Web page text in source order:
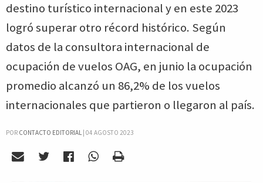
destino turístico internacional y en este 2023
logró superar otro récord histórico. Según
datos de la consultora internacional de
ocupación de vuelos OAG, en junio la ocupación
promedio alcanzó un 86,2% de los vuelos
internacionales que partieron o llegaron al país.
POR CONTACTO EDITORIAL| 04 AGOSTO 2023